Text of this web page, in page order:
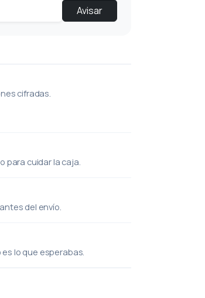
Avisar
cifradas.
para cuidar la caja.
del envío.
lo que esperabas.